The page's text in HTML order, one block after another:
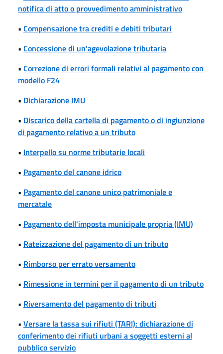
notifica di atto o provvedimento amministrativo
• Compensazione tra crediti e debiti tributari
• Concessione di un'agevolazione tributaria
• Correzione di errori formali relativi al pagamento con
modello F24
• Dichiarazione IMU
• Discarico della cartella di pagamento o di ingiunzione
di pagamento relativo a un tributo
• Interpello su norme tributarie locali
• Pagamento del canone idrico
• Pagamento del canone unico patrimoniale e
mercatale
• Pagamento dell'imposta municipale propria (IMU)
• Rateizzazione del pagamento di un tributo
• Rimborso per errato versamento
• Rimessione in termini per il pagamento di un tributo
• Riversamento del pagamento di tributi
• Versare la tassa sui rifiuti (TARI): dichiarazione di
conferimento dei rifiuti urbani a soggetti esterni al
pubblico servizio